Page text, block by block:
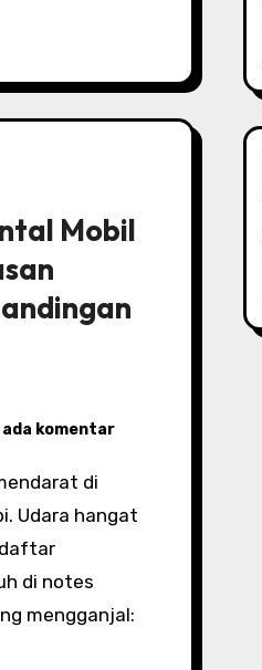
Mobil
ada komentar
Udara hangat
di notes
mengganjal: